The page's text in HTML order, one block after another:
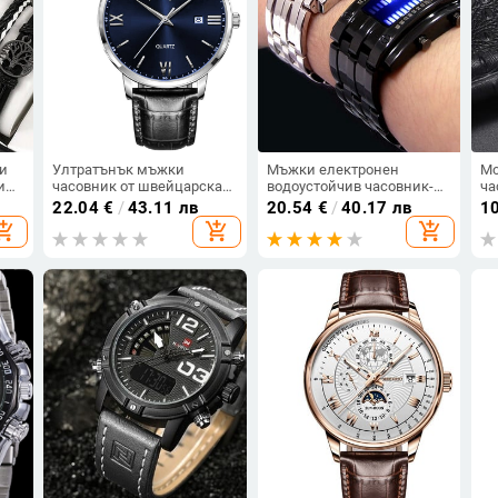
Ултратънък мъжки
часовник от швейцарска
марка, водоустойчив,
светещ кварцов часовник,
търсен артикул в
предаванията на живо на
Douyin и за износ,
предлага се и за
дропшипинг.
22.04€ /43.11 лв
add_shopping_cart
Мъжки електронен
водоустойчив часовник-
два модела
20.54 € /40.17 лв
add_shopping_cart